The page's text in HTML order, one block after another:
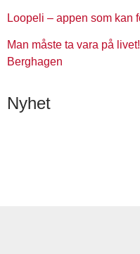
Loopeli – appen som kan
Man måste ta vara på
Berghagen
Nyhet